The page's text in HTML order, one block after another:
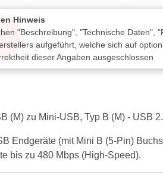
Hinweis
"Beschreibung", "Technische
aufgeführt, welche sich auf
dieser Angaben ausgeschlossen
(M) zu Mini-USB, Typ B (M) - USB
Endgeräte (mit Mini B (5-Pin)
bis zu 480 Mbps (High-Speed).